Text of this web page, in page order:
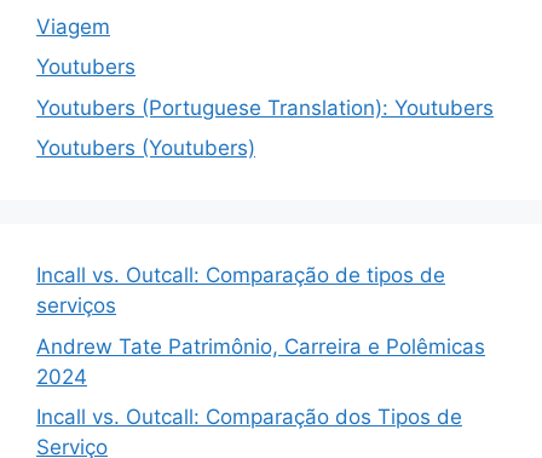
Viagem
Youtubers
Youtubers (Portuguese Translation): Youtubers
Youtubers (Youtubers)
Incall vs. Outcall: Comparação de tipos de
serviços
Andrew Tate Patrimônio, Carreira e Polêmicas
2024
Incall vs. Outcall: Comparação dos Tipos de
Serviço